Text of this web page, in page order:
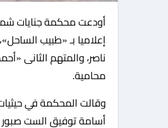
أودعت محكمة جنايات شمال القاهرة برئاسة المستشار عبد الغفار جاد الله، حيثيات حكمها في القضية المعروفة
محامية.
وقالت المحكمة في
أسامة توفيق الست صبور